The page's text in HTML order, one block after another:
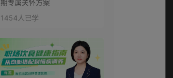
期专属关怀方案
1454人已学